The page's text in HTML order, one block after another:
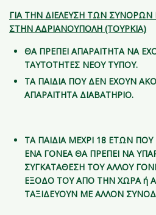
ΓΙΑ ΤΗΝ ΔΙΕΛΕΥΣΗ ΤΩΝ ΣΥΝΟΡΩΝ
ΣΤΗΝ ΑΔΡΙΑΝΟΥΠΟΛΗ (ΤΟΥΡΚΙΑ)
ΘΑ ΠΡΕΠΕΙ ΑΠΑΡΑΙΤΗΤΑ ΝΑ
ΤΑΥΤΟΤΗΤΕΣ ΝΕΟΥ ΤΥΠΟΥ.
ΤΑ ΠΑΙΔΙΑ ΠΟΥ ΔΕΝ ΕΧΟΥΝ
ΑΠΑΡΑΙΤΗΤΑ ΔΙΑΒΑΤΗΡΙΟ.
ΤΑ ΠΑΙΔΙΑ ΜΕΧΡΙ 18 ΕΤΩΝ
ΕΝΑ ΓΟΝΕΑ ΘΑ ΠΡΕΠΕΙ ΝΑ
ΣΥΓΚΑΤΑΘΕΣΗ ΤΟΥ ΑΛΛΟΥ
ΕΞΟΔΟ ΤΟΥ ΑΠΟ ΤΗΝ ΧΩΡΑ ή
ΤΑΞΙΔΕΥΟΥΝ ΜΕ ΑΛΛΟΝ